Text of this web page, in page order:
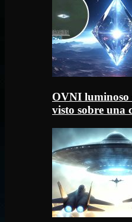
OVNI luminoso
visto sobre